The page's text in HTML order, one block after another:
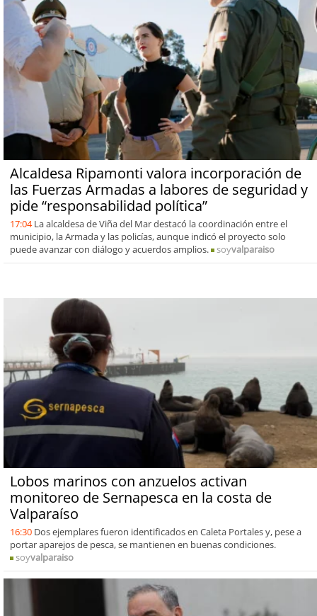
Alcaldesa Ripamonti valora incorporación de
las Fuerzas Armadas a labores de seguridad y
pide “responsabilidad política”
17:04 La alcaldesa de Viña del Mar destacó la coordinación entre el
municipio, la Armada y las policías, aunque indicó el proyecto solo
puede avanzar con diálogo y acuerdos amplios.
soyvalparaiso
Lobos marinos con anzuelos activan
monitoreo de Sernapesca en la costa de
Valparaíso
16:30 Dos ejemplares fueron identificados en Caleta Portales y, pese a
portar aparejos de pesca, se mantienen en buenas condiciones.
soyvalparaiso